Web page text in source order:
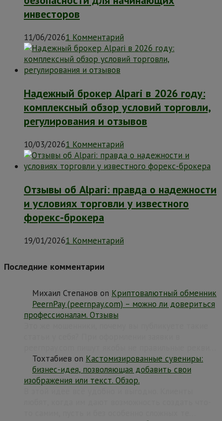
инвесторов
11/06/20261 Комментарий
Надежный брокер Alpari в 2026 году:
комплексный обзор условий торговли,
регулирования и отзывов
10/03/20261 Комментарий
Отзывы об Alpari: правда о надежности
и условиях торговли у известного
форекс-брокера
19/01/20261 Комментарий
Последние комментарии
Михаил Степанов on Криптовалютный обменник
PeernPay (peernpay.com) – можно ли довериться
профессионалам. Отзывы
Тохтабиев on Кастомизированные сувениры:
бизнес-идея, позволяющая добавить свои
изображения или текст. Обзор.